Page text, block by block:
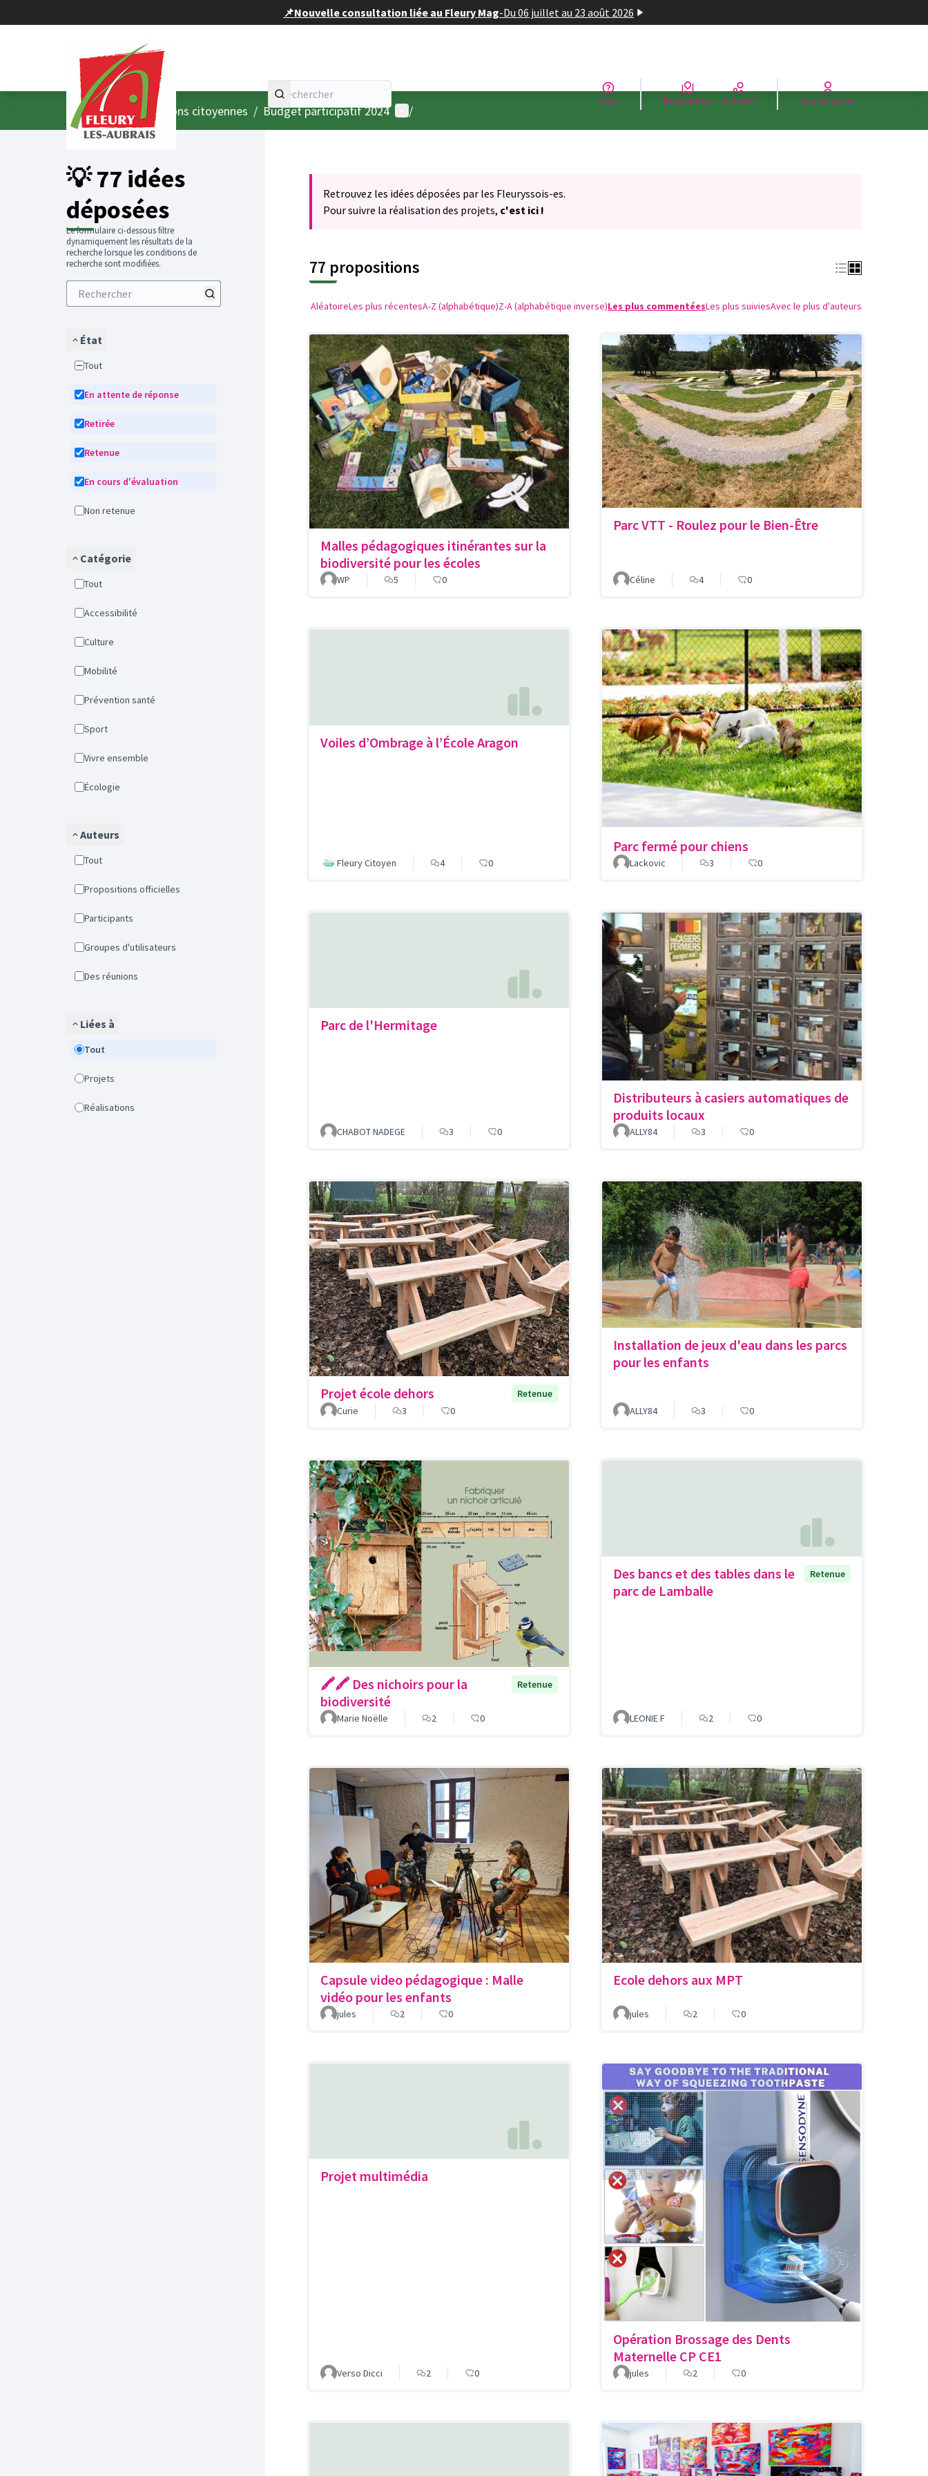
📌Nouvelle consultation liée au Fleury Mag-Du 06 juillet au 23 août 2026
Aide Rencontres Activité Se connecter
AccueilMenu principal
/ Consultations citoyennes / Budget participatif 2024 Menu utilisateur
/
💡 77 idées
déposées
Le formulaire ci-dessous filtre
dynamiquement les résultats de la
recherche lorsque les conditions de
recherche sont modifiées.
État
Tout
En attente de réponse
Retirée
Retenue
En cours d'évaluation
Non retenue
Catégorie
Tout
Accessibilité
Culture
Mobilité
Prévention santé
Sport
Vivre ensemble
Écologie
Auteurs
Tout
Propositions officielles
Participants
Groupes d'utilisateurs
Des réunions
Liées à
Tout
Projets
Réalisations
Retrouvez les idées déposées par les Fleuryssois-es.
Pour suivre la réalisation des projets, c'est ici !
77 propositions
AléatoireLes plus récentesA-Z (alphabétique)Z-A (alphabétique inverse)Les plus commentéesLes plus suiviesAvec le plus d'auteurs
Malles pédagogiques itinérantes sur la
biodiversité pour les écoles
WP 5 0
Parc VTT - Roulez pour le Bien-Être
Céline 4 0
Voiles d’Ombrage à l’École Aragon
Fleury Citoyen 4 0
Parc fermé pour chiens
Lackovic 3 0
Parc de l'Hermitage
CHABOT NADEGE 3 0
Distributeurs à casiers automatiques de
produits locaux
ALLY84 3 0
Projet école dehors
Retenue
Curie
3 0
Installation de jeux d'eau dans les parcs
pour les enfants
ALLY84 3 0
🖍🖍 Des nichoirs pour la
biodiversité
Retenue
Marie Noëlle 2 0
Des bancs et des tables dans le
parc de Lamballe
Retenue
LEONIE F 2 0
Capsule video pédagogique : Malle
vidéo pour les enfants
jules 2 0
Ecole dehors aux MPT
jules 2 0
Projet multimédia
Verso Dicci 2 0
Opération Brossage des Dents
Maternelle CP CE1
jules 2 0